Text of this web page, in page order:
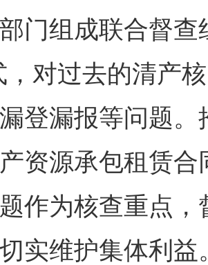
门组成联合督
，对过去的清产
登漏报等问题
资源承包租赁
作为核查重点
实维护集体利益